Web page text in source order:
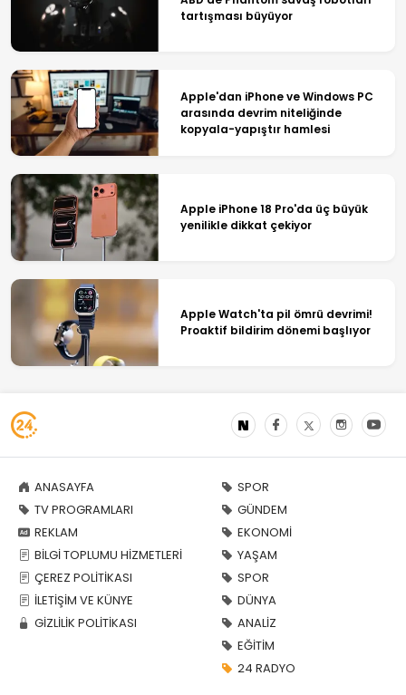
tartışması büyüyor
Apple'dan iPhone ve Windows PC
arasında devrim niteliğinde
kopyala-yapıştır hamlesi
Apple iPhone 18 Pro'da üç büyük
yenilikle dikkat çekiyor
Apple Watch'ta pil ömrü devrimi!
Proaktif bildirim dönemi başlıyor
ANASAYFA
TV PROGRAMLARI
REKLAM
BİLGİ TOPLUMU HİZMETLERİ
ÇEREZ POLİTİKASI
İLETİŞİM VE KÜNYE
GİZLİLİK POLİTİKASI
SPOR
GÜNDEM
EKONOMİ
YAŞAM
SPOR
DÜNYA
ANALİZ
EĞİTİM
24 RADYO